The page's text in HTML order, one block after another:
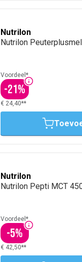
Nutrilon
Nutrilon
Voordeel*
-21%
€ 24,40**
Nutrilon
Nutrilon Pepti MCT
Voordeel*
-5%
€ 42,50**